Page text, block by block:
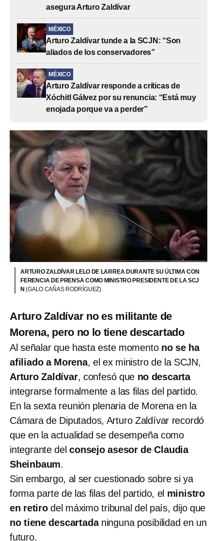
asegura Arturo Zaldívar
MÉXICO
Arturo Zaldívar tunde a la SCJN: “Son
aliados de los conservadores”
MÉXICO
​Arturo Zaldívar responde a críticas de
Xóchitl Gálvez por su renuncia: “Está muy
enojada porque va a perder”
ARTURO ZALDÍVAR LELO DE LARREA DURANTE SU ÚLTIMA CON
FERENCIA DE PRENSA COMO MINISTRO PRESIDENTE DE LA SCJ
N(GALO CAÑAS RODRÍGUEZ)
Arturo Zaldívar no es militante de
Morena, pero no lo tiene descartado
Al señalar que hasta este momento no se ha
afiliado a Morena, el ex ministro de la SCJN,
Arturo Zaldívar, confesó que no descarta
integrarse formalmente a las filas del partido.
En la sexta reunión plenaria de Morena en la
Cámara de Diputados, Arturo Zaldívar recordó
que en la actualidad se desempeña como
integrante delconsejo asesor de Claudia
Sheinbaum.
Sin embargo, al ser cuestionado sobre si ya
forma parte de las filas del partido, el ministro
en retirodel máximo tribunal del país, dijo que
no tiene descartadaninguna posibilidad en un
futuro.